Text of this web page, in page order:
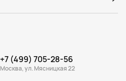
+7 (499) 705-28-56
Москва, ул. Мясницкая 22